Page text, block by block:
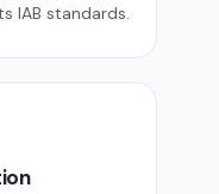
IAB standards.